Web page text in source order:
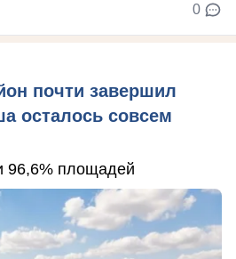
0
почти завершил
осталось совсем
96,6% площадей